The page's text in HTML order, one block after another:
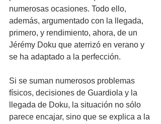
numerosas ocasiones. Todo ello,
además, argumentado con la llegada,
primero, y rendimiento, ahora, de un
Jérémy Doku que aterrizó en verano y
se ha adaptado a la perfección.
Si se suman numerosos problemas
físicos, decisiones de Guardiola y la
llegada de Doku, la situación no sólo
parece encajar, sino que se explica a la